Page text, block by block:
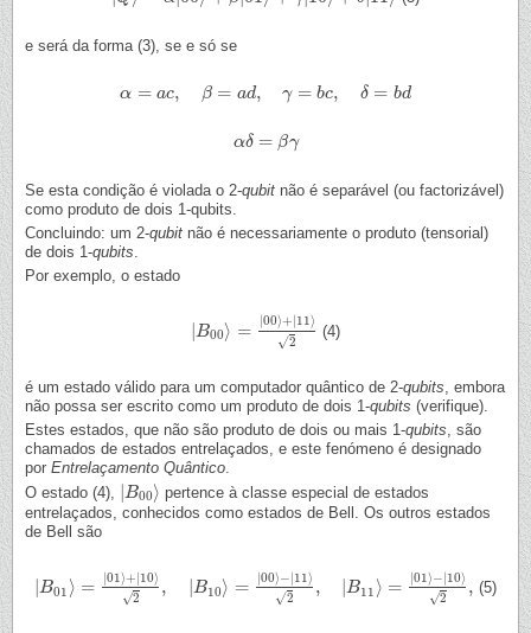
e será da forma (3), se e só se
α = ac, β = ad, γ = bc, δ = bd
α=ac ,β=a γ= bc ,δ=b
αδ = βγ
αδ=βγ
Se esta condição é violada o 2-qubit não é separável (ou factorizável)
como produto de dois 1-qubits.
Concluindo: um 2-qubit não é necessariamente o produto (tensorial)
de dois 1-qubits
Por exemplo, o estado
B00⟩ = 00⟩+ 11⟩
2
√
B00⟩= |00 ⟩+|11⟩2 (4)
é um estado válido para um computador quântico de 2-qubits, embora
não possa ser escrito como um produto de dois 1-qubits (verifique).
Estes estados, que não são produto de dois ou mais 1-qubits, são
chamados de estados entrelaçados, e este fenómeno é designado
por Entrelaçamento Quântico.
O estado (4),
B00⟩
B00⟩ pertence à classe especial de estados
entrelaçados, conhecidos como estados de Bell. Os outros estados
de Bell são
|B01 ⟩ = |01⟩+|10⟩
2
√
, B10⟩ = |00⟩−|11⟩
2
√
, |B11 ⟩ = |01⟩−|10⟩
2
√
,
B01 ⟩= |01 ⟩+|10⟩2,| B =|00 ⟩ −|11⟩2,|B11⟩= ⟩−|10 ⟩ 2, (5)